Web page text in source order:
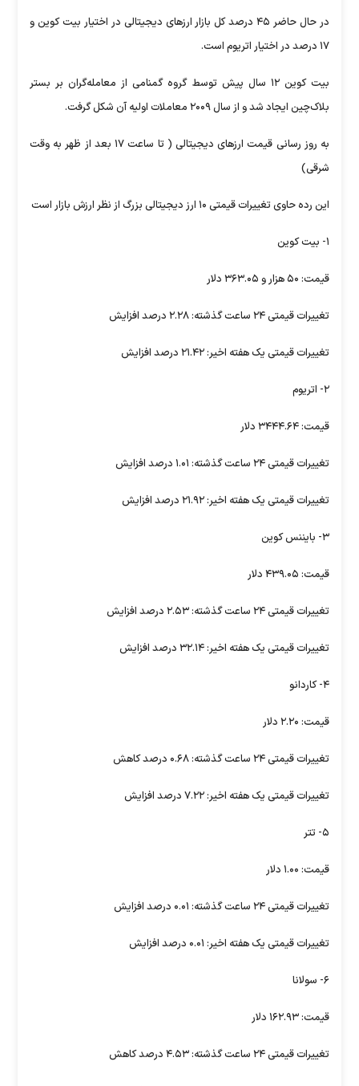
در حال حاضر ۴۵ درصد کل بازار ارزهای دیجیتالی در اختیار بیت کوین و
۱۷ درصد در اختیار اتریوم است.
بیت‌ کوین ۱۲ سال پیش توسط گروه گمنامی از معامله‌گران بر بستر
بلاک‌چین ایجاد شد و از سال ۲۰۰۹ معاملات اولیه آن شکل گرفت.
به روز رسانی قیمت ارزهای دیجیتالی ( تا ساعت ۱۷ بعد از ظهر به وقت
شرقی)
این رده حاوی تغییرات قیمتی ۱۰ ارز دیجیتالی بزرگ از نظر ارزش بازار است
۱- بیت کوین
قیمت: ۵۰ هزار و ۳۶۳.۰۵ دلار
تغییرات قیمتی ۲۴ ساعت گذشته: ۲.۲۸ درصد افزایش
تغییرات قیمتی یک هفته اخیر: ۲۱.۴۲ درصد افزایش
۲- اتریوم
قیمت: ۳۴۴۴.۶۴ دلار
تغییرات قیمتی ۲۴ ساعت گذشته: ۱.۰۱ درصد افزایش
تغییرات قیمتی یک هفته اخیر: ۲۱.۹۲ درصد افزایش
۳- بایننس کوین
قیمت: ۴۳۹.۰۵ دلار
تغییرات قیمتی ۲۴ ساعت گذشته: ۲.۵۳ درصد افزایش
تغییرات قیمتی یک هفته اخیر: ۳۲.۱۴ درصد افزایش
۴- کاردانو
قیمت: ۲.۲۰ دلار
تغییرات قیمتی ۲۴ ساعت گذشته: ۰.۶۸ درصد کاهش
تغییرات قیمتی یک هفته اخیر: ۷.۲۲ درصد افزایش
۵- تتر
قیمت: ۱.۰۰ دلار
تغییرات قیمتی ۲۴ ساعت گذشته: ۰.۰۱ درصد افزایش
تغییرات قیمتی یک هفته اخیر: ۰.۰۱ درصد افزایش
۶- سولانا
قیمت: ۱۶۲.۹۳ دلار
تغییرات قیمتی ۲۴ ساعت گذشته: ۴.۵۳ درصد کاهش